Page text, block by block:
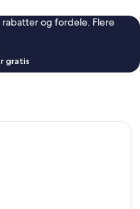
og fordele. Flere
gratis